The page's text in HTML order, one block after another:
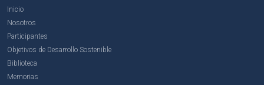
Inicio
Nosotros
Participantes
Objetivos de Desarrollo Sostenible
Biblioteca
Memorias